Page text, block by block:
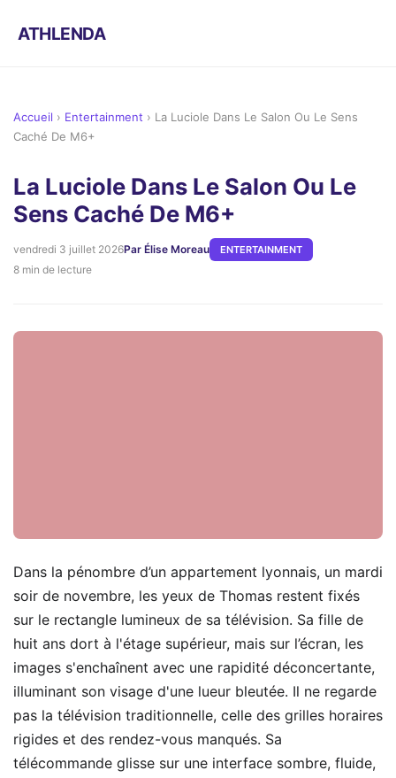
ATHLENDA
Accueil › Entertainment › La Luciole Dans Le Salon Ou Le Sens
Caché De M6+
La Luciole Dans Le Salon Ou Le
Sens Caché De M6+
vendredi 3 juillet 2026Par Élise Moreau ENTERTAINMENT
8 min de lecture
Dans la pénombre d’un appartement lyonnais, un mardi
soir de novembre, les yeux de Thomas restent fixés
sur le rectangle lumineux de sa télévision. Sa fille de
huit ans dort à l'étage supérieur, mais sur l’écran, les
images s'enchaînent avec une rapidité déconcertante,
illuminant son visage d'une lueur bleutée. Il ne regarde
pas la télévision traditionnelle, celle des grilles horaires
rigides et des rendez-vous manqués. Sa
télécommande glisse sur une interface sombre, fluide,